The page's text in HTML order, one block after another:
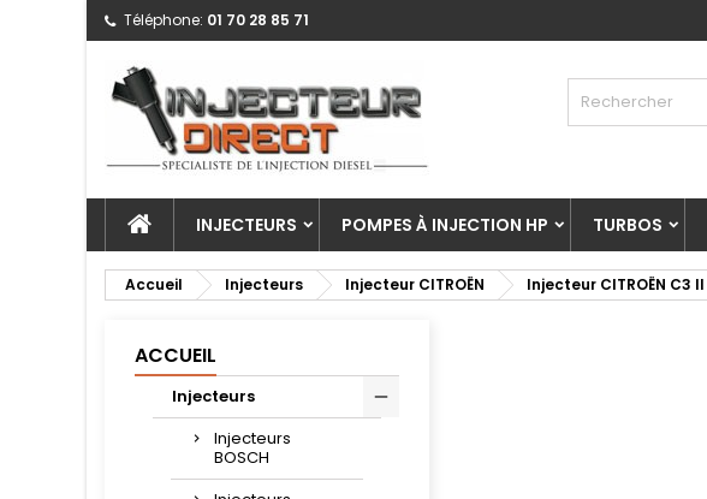
Téléphone: 01 70 28 85 71
INJECTEURS POMPES À INJECTION HP TURBOS
Accueil Injecteurs Injecteur CITROËN Injecteur CITROËN C3 II
ACCUEIL
Injecteurs
Injecteurs
BOSCH